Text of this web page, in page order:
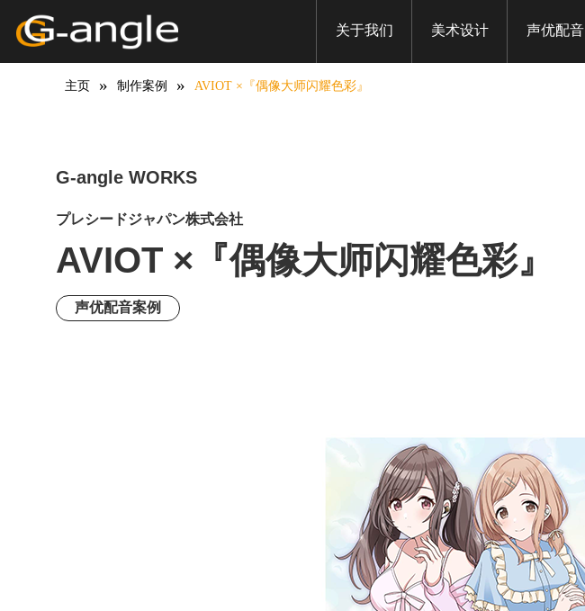
关于我们 美术设计 声优配音
HOME 声优配音案例
主页 » 制作案例 » AVIOT ×『偶像大师闪耀色彩』
G-angle WORKS
プレシードジャパン株式会社
AVIOT ×『偶像大师闪耀色彩』
声优配音案例